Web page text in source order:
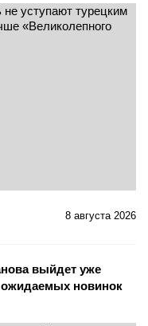
8 августа 2026
выйдет уже
ожидаемых новинок